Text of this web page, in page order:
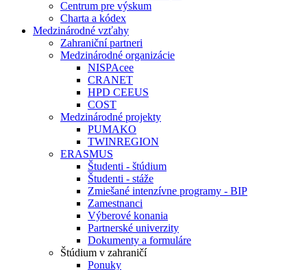
Centrum pre výskum
Charta a kódex
Medzinárodné vzťahy
Zahraniční partneri
Medzinárodné organizácie
NISPAcee
CRANET
HPD CEEUS
COST
Medzinárodné projekty
PUMAKO
TWINREGION
ERASMUS
Študenti - štúdium
Študenti - stáže
Zmiešané intenzívne programy - BIP
Zamestnanci
Výberové konania
Partnerské univerzity
Dokumenty a formuláre
Štúdium v zahraničí
Ponuky